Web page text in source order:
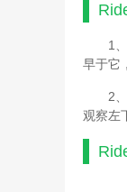
1
早于它
2
观察左